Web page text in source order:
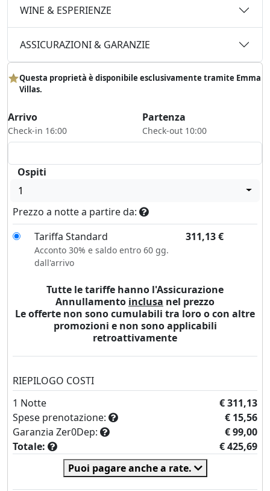
WINE & ESPERIENZE
ASSICURAZIONI & GARANZIE
Questa proprietà è disponibile esclusivamente tramite Emma
Villas.
Arrivo
Check-in 16:00
Partenza
Check-out 10:00
Ospiti
1
Prezzo a notte a partire da:
Tariffa Standard
311,13€
Acconto 30% e saldo entro 60 gg.
dall'arrivo
Tutte le tariffe hanno l'Assicurazione
Annullamento inclusa nel prezzo
Le offerte non sono cumulabili tra loro o con altre
promozioni e non sono applicabili
retroattivamente
RIEPILOGO COSTI
1 Notte
€ 311,13
Spese prenotazione:
€ 15,56
Garanzia Zer0Dep:
€ 99,00
Totale:
€ 425,69
Puoi pagare anche a rate.